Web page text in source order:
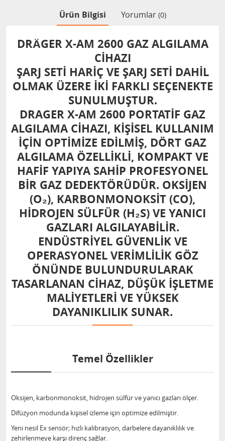
Ürün Bilgisi Yorumlar (0)
DRÄGER X-AM 2600 GAZ ALGILAMA
CIHAZI
ŞARJ SETI HARIÇ VE ŞARJ SETI DAHIL
OLMAK ÜZERE IKI FARKLI SEÇENEKTE
SUNULMUŞTUR.
DRAGER X-AM 2600 PORTATIF GAZ
ALGILAMA CIHAZI, KIŞISEL KULLANIM
IÇIN OPTIMIZE EDILMIŞ, DÖRT GAZ
ALGILAMA ÖZELLIKLI, KOMPAKT VE
HAFIF YAPIYA SAHIP PROFESYONEL
BIR GAZ DEDEKTÖRÜDÜR. OKSIJEN
(O₂), KARBONMONOKSIT (CO),
HIDROJEN SÜLFÜR (H₂S) VE YANICI
GAZLARI ALGILAYABILIR.
ENDÜSTRIYEL GÜVENLIK VE
OPERASYONEL VERIMLILIK GÖZ
ÖNÜNDE BULUNDURULARAK
TASARLANAN CIHAZ, DÜŞÜK IŞLETME
MALIYETLERI VE YÜKSEK
DAYANIKLILIK SUNAR.
Temel Özellikler
Oksijen, karbonmonoksit, hidrojen sülfür ve yanıcı gazları ölçer.
Difüzyon modunda kişisel izleme için optimize edilmiştir.
Yeni nesil Ex sensör; hızlı kalibrasyon, darbelere dayanıklılık ve
zehirlenmeye karşı direnç sağlar.